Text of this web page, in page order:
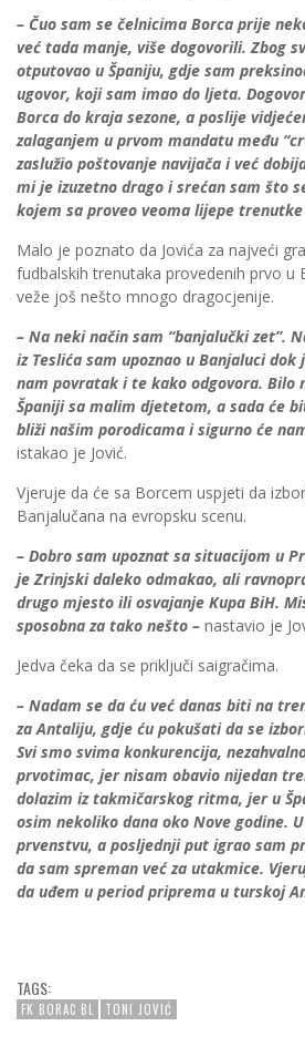
– Čuo sam se čelnicima Borca prije
već tada manje, više dogovorili. Zbog
otputovao u Španiju, gdje sam
ugovor, koji sam imao do ljeta.
Borca do kraja sezone, a poslije
zalaganjem u prvom mandatu među
zaslužio poštovanje navijača i već
mi je izuzetno drago i srećan sam što
kojem sa proveo veoma lijepe trenutke
Malo je poznato da Jovića za najveći
fudbalskih trenutaka provedenih prvo u
veže još nešto mnogo dragocjenije.
– Na neki način sam “banjalučki zet”.
iz Teslića sam upoznao u Banjaluci
nam povratak i te kako odgovora. Bilo
Španiji sa malim djetetom, a sada će
bliži našim porodicama i sigurno će
istakao je Jović.
Vjeruje da će sa Borcem uspjeti da
Banjalučana na evropsku scenu.
– Dobro sam upoznat sa situacijom u
je Zrinjski daleko odmakao, ali
drugo mjesto ili osvajanje Kupa BiH.
sposobna za tako nešto – nastavio je
Jedva čeka da se priključi saigračima.
– Nadam se da ću već danas biti na
za Antaliju, gdje ću pokušati da se
Svi smo svima konkurencija,
prvotimac, jer nisam obavio nijedan
dolazim iz takmičarskog ritma, jer u
osim nekoliko dana oko Nove godine.
prvenstvu, a posljednji put igrao sam
da sam spreman već za utakmice.
da uđem u period priprema u turskoj
TAGS:
FK BORAC BL TONI JOVIĆ